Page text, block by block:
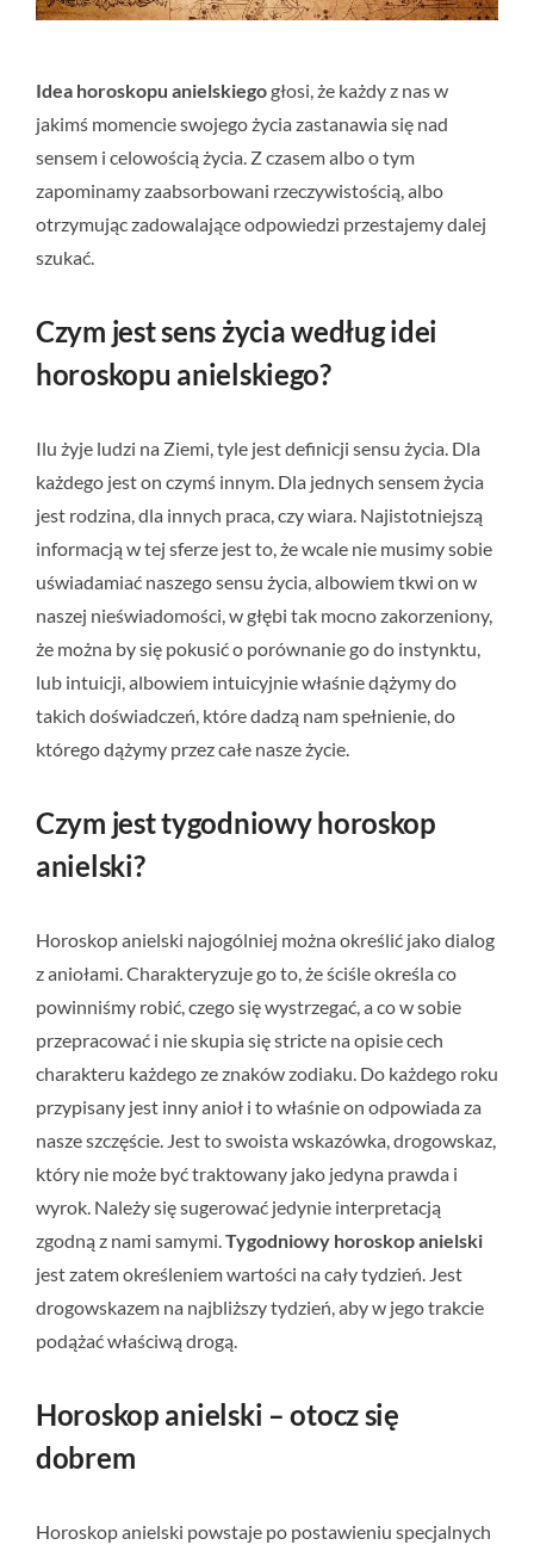
Idea horoskopu anielskiegogłosi, że każdy z nas w
jakimś momencie swojego życia zastanawia się nad
sensem i celowością życia. Z czasem albo o tym
zapominamy zaabsorbowani rzeczywistością, albo
otrzymując zadowalające odpowiedzi przestajemy dalej
szukać.
Czym jest sens życia według idei
horoskopu anielskiego?
Ilu żyje ludzi na Ziemi, tyle jest definicji sensu życia. Dla
każdego jest on czymś innym. Dla jednych sensem życia
jest rodzina, dla innych praca, czy wiara. Najistotniejszą
informacją w tej sferze jest to, że wcale nie musimy sobie
uświadamiać naszego sensu życia, albowiem tkwi on w
naszej nieświadomości, w głębi tak mocno zakorzeniony,
że można by się pokusić o porównanie go do instynktu,
lub intuicji, albowiem intuicyjnie właśnie dążymy do
takich doświadczeń, które dadzą nam spełnienie, do
którego dążymy przez całe nasze życie.
Czym jest tygodniowy horoskop
anielski?
Horoskop anielski najogólniej można określić jako dialog
z aniołami. Charakteryzuje go to, że ściśle określa co
powinniśmy robić, czego się wystrzegać, a co w sobie
przepracować i nie skupia się stricte na opisie cech
charakteru każdego ze znaków zodiaku. Do każdego roku
przypisany jest inny anioł i to właśnie on odpowiada za
nasze szczęście. Jest to swoista wskazówka, drogowskaz,
który nie może być traktowany jako jedyna prawda i
wyrok. Należy się sugerować jedynie interpretacją
zgodną z nami samymi. Tygodniowy horoskop anielski
jest zatem określeniem wartości na cały tydzień. Jest
drogowskazem na najbliższy tydzień, aby w jego trakcie
podążać właściwą drogą.
Horoskop anielski – otocz się
dobrem
Horoskop anielski powstaje po postawieniu specjalnych